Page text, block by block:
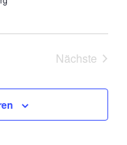
Nächste